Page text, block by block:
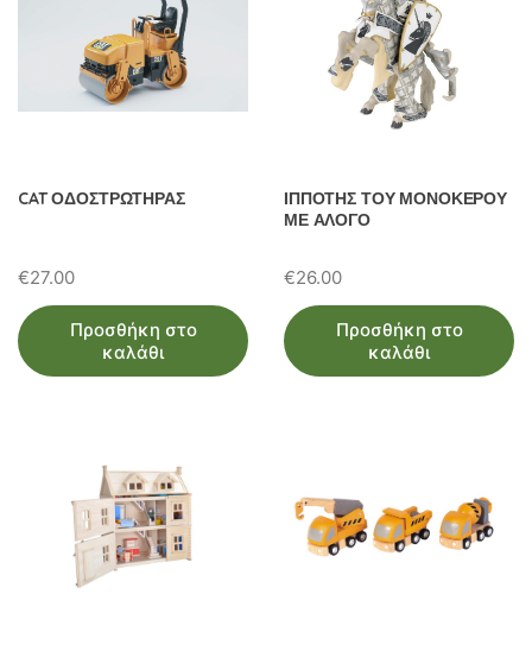
CAT ΟΔΟΣΤΡΩΤΗΡΑΣ
€27.00
Προσθήκη στο
καλάθι
ΙΠΠΟΤΗΣ ΤΟΥ ΜΟΝΟΚΕΡΟΥ
ΜΕ ΑΛΟΓΟ
€26.00
Προσθήκη στο
καλάθι